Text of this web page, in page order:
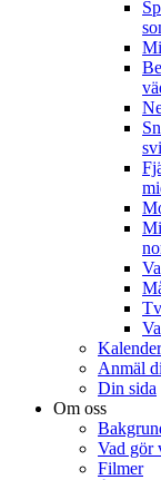
Kalender
Anmäl
Din sida
Om oss
Vad gör
Filmer